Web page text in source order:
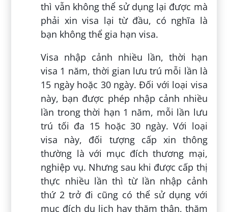
thì vẫn không thể sử dụng lại được mà
phải xin visa lại từ đầu, có nghĩa là
bạn không thể gia hạn visa.
Visa nhập cảnh nhiều lần, thời hạn
visa 1 năm, thời gian lưu trú mỗi lần là
15 ngày hoặc 30 ngày. Đối với loại visa
này, bạn được phép nhập cảnh nhiều
lần trong thời hạn 1 năm, mỗi lần lưu
trú tối đa 15 hoặc 30 ngày. Với loại
visa này, đối tượng cấp xin thông
thường là với mục đích thương mại,
nghiệp vụ. Nhưng sau khi được cấp thị
thực nhiều lần thì từ lần nhập cảnh
thứ 2 trở đi cũng có thể sử dụng với
mục đích du lịch hay thăm thân, thăm